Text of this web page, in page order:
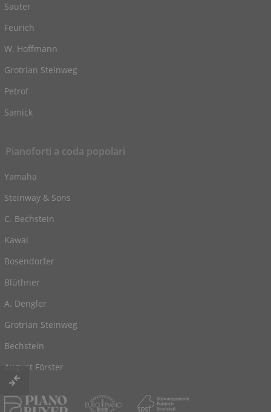
Sauter
Feurich
W. Hoffmann
Grotrian Steinweg
Petrof
Samick
Pianoforti a coda popolari
Yamaha
Steinway & Sons
C. Bechstein
Kawai
Bosendorfer
Blüthner
A. Dengler
Grotrian Steinweg
Bechstein
August Förster